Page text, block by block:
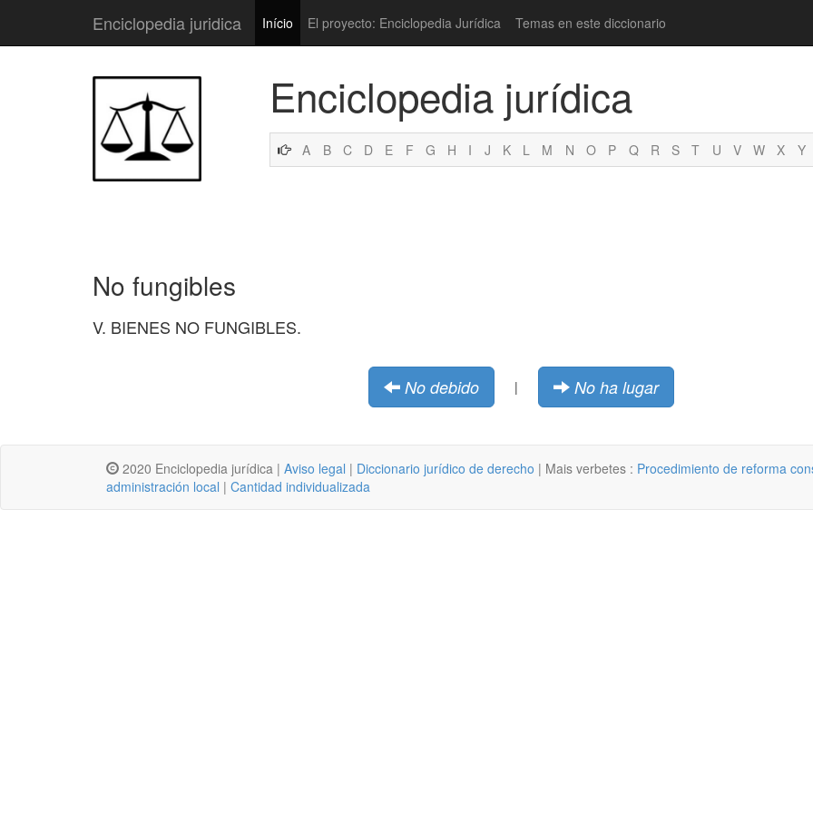
Enciclopedia juridica Início El proyecto: Enciclopedia Jurídica Temas en este diccionario
Enciclopedia jurídica
A B C D E F G H I J K L M N O P Q R S T U V W X Y
No fungibles
V. BIENES NO FUNGIBLES.
No debido | No ha lugar
2020 Enciclopedia jurídica | Aviso legal | Diccionario jurídico de derecho | Mais verbetes : Procedimiento de reforma
administración local | Cantidad individualizada